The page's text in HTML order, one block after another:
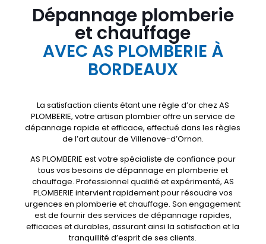
Dépannage plomberie
et chauffage
AVEC AS PLOMBERIE À
BORDEAUX
La satisfaction clients étant une règle d’or chez AS
PLOMBERIE, votre artisan plombier offre un service de
dépannage rapide et efficace, effectué dans les règles
de l’art autour de Villenave-d’Ornon.
AS PLOMBERIE est votre spécialiste de confiance pour
tous vos besoins de dépannage en plomberie et
chauffage. Professionnel qualifié et expérimenté, AS
PLOMBERIE intervient rapidement pour résoudre vos
urgences en plomberie et chauffage. Son engagement
est de fournir des services de dépannage rapides,
efficaces et durables, assurant ainsi la satisfaction et la
tranquillité d’esprit de ses clients.